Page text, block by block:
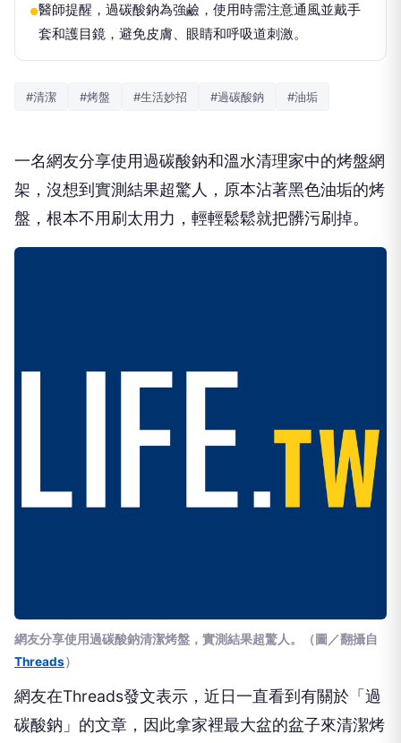
●醫師提醒，過碳酸鈉為強鹼，使用時需注意通風並戴手
套和護目鏡，避免皮膚、眼睛和呼吸道刺激。
#清潔 #烤盤 #生活妙招 #過碳酸鈉 #油垢
一名網友分享使用過碳酸鈉和溫水清理家中的烤盤網
架，沒想到實測結果超驚人，原本沾著黑色油垢的烤
盤，根本不用刷太用力，輕輕鬆鬆就把髒污刷掉。
網友分享使用過碳酸鈉清潔烤盤，實測結果超驚人。（圖／翻攝自
Threads）
網友在Threads發文表示，近日一直看到有關於「過
碳酸鈉」的文章，因此拿家裡最大盆的盆子來清潔烤